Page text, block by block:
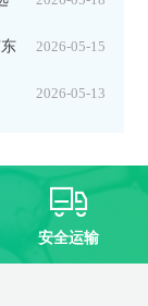
2026-05-15
2026-05-13
安全运输